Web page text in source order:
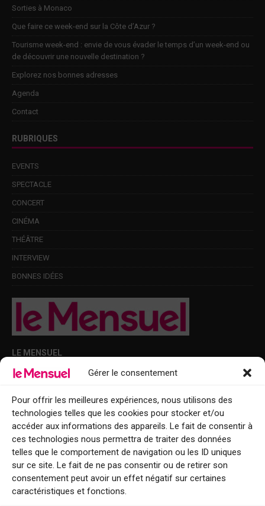
Gérer le consentement
Pour offrir les meilleures expériences, nous utilisons des
technologies telles que les cookies pour stocker et/ou
accéder aux informations des appareils. Le fait de consentir à
ces technologies nous permettra de traiter des données
telles que le comportement de navigation ou les ID uniques
sur ce site. Le fait de ne pas consentir ou de retirer son
consentement peut avoir un effet négatif sur certaines
caractéristiques et fonctions.
Sorties à Monaco
Que faire ce week-end sur la Côte d’Azur ?
Tourisme week-end : envie de vous évader le temps d’un week-end ou
de découvrir une nouvelle destination ?
Explorez nos bonnes adresses
Agenda
Contact
RUBRIQUES
EVENTS
SPECTACLE
CONCERT
CINÉMA
THÉÂTRE
INTERVIEW
BONNES IDÉES
LE MENSUEL
Points de diffusion Var et Alpes-Maritimes : oû trouver Le Mensuel ?
Le Mensuel en PDF : consultez le magazine en ligne
Qui sommes-nous ?
BFM Top Sorties
EVENT
Tourisme week-end : envie de vous évader le temps d’un week-end ou